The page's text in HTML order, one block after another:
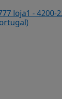
loja1 - 4200-